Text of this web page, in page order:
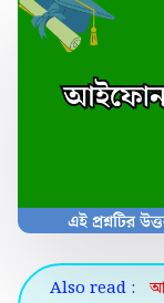
Also read :